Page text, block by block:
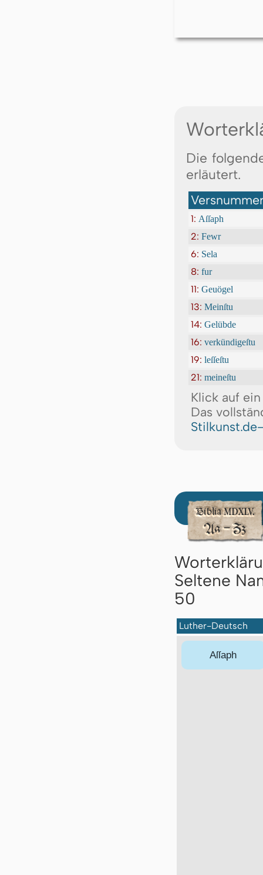
Die
erläutert.
1: Aſſaph
2: Fewr
6: Sela
8: fur
11: Geuögel
13: Meinſtu
14: Gelübde
16: verkündigeſtu
19: leſſeſtu
21: meineſtu
Klick auf
Das
Seltene
50
Luther-Deutsch
Aſſaph